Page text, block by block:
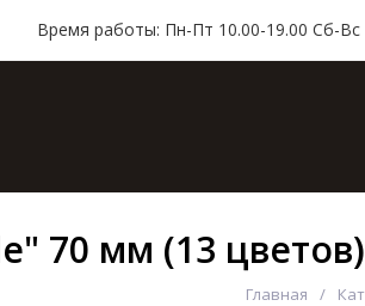
Время работы: Пн-Пт 10.00-19.00 Сб-Вс
70 мм (13 цветов)
Главная